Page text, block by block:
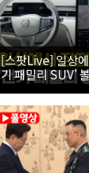
[스팟Live] 일상
기 패밀리 SUV'